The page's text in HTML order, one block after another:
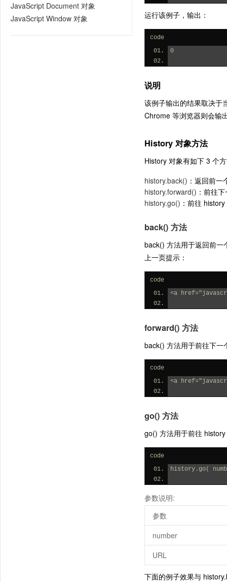
JavaScript Document 对象
JavaScript Window 对象
运行该例子，输出：
code
0
说明
该例子输出的结果取决于
Chrome 等浏览器则会输
History 对象方法
History 对象有如下 3 个
history.back() ：返回前
history.forward() ：前往
history.go() ：前往
back() 方法
back() 方法用于返回前一
上一页提示：
code
<a
forward() 方法
back() 方法用于前往下一
code
<a
go() 方法
go() 方法用于前往
code
history.go(
参数说明:
参数
number
URL
下面的例子效果与